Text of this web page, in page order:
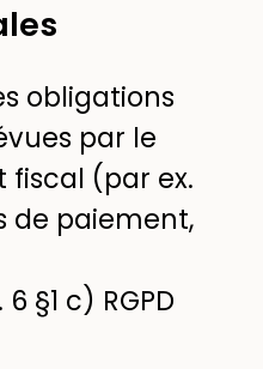
obligations
par le
(par ex.
de paiement,
§1 c) RGPD